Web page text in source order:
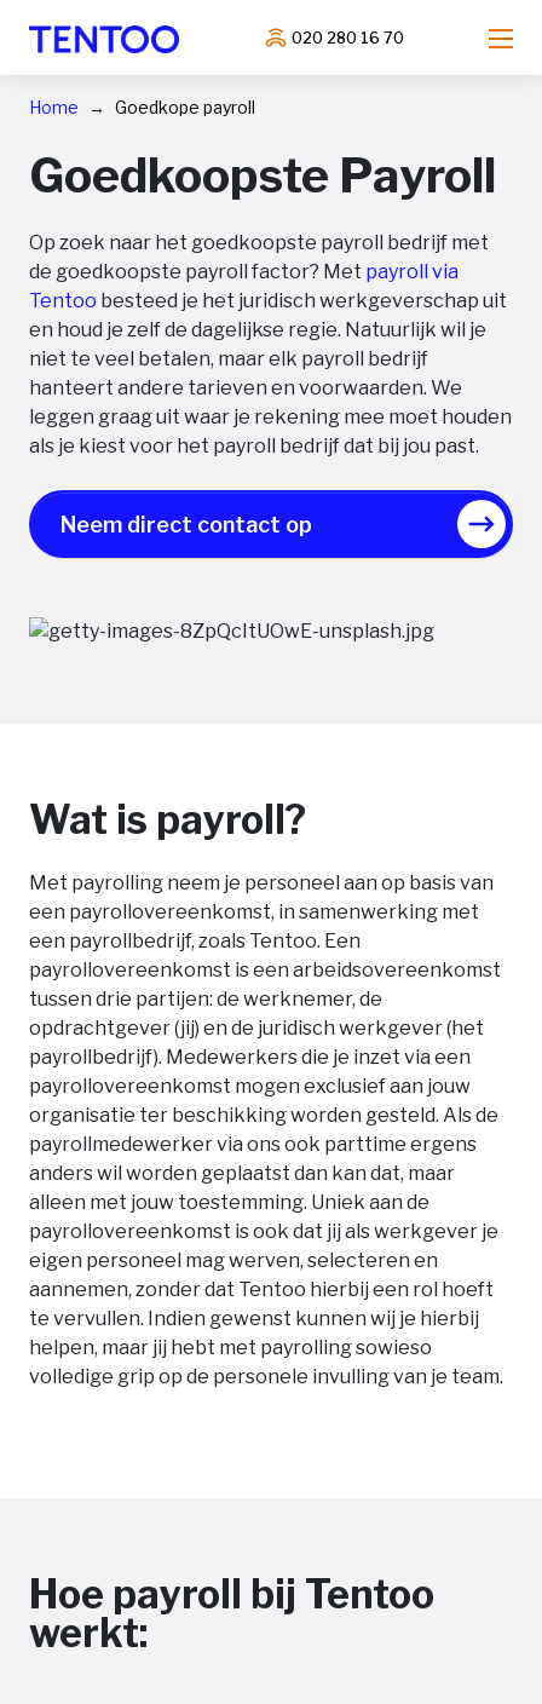
020 280 16 70
Home Goedkope payroll
Goedkoopste Payroll
Op zoek naar het goedkoopste payroll bedrijf met
de goedkoopste payroll factor? Met payroll via
Tentoo besteed je het juridisch werkgeverschap uit
en houd je zelf de dagelijkse regie. Natuurlijk wil je
niet te veel betalen, maar elk payroll bedrijf
hanteert andere tarieven en voorwaarden. We
leggen graag uit waar je rekening mee moet houden
als je kiest voor het payroll bedrijf dat bij jou past.
Neem direct contact op
Wat is payroll?
Met payrolling neem je personeel aan op basis van
een payrollovereenkomst, in samenwerking met
een payrollbedrijf, zoals Tentoo. Een
payrollovereenkomst is een arbeidsovereenkomst
tussen drie partijen: de werknemer, de
opdrachtgever (jij) en de juridisch werkgever (het
payrollbedrijf). Medewerkers die je inzet via een
payrollovereenkomst mogen exclusief aan jouw
organisatie ter beschikking worden gesteld. Als de
payrollmedewerker via ons ook parttime ergens
anders wil worden geplaatst dan kan dat, maar
alleen met jouw toestemming. Uniek aan de
payrollovereenkomst is ook dat jij als werkgever je
eigen personeel mag werven, selecteren en
aannemen, zonder dat Tentoo hierbij een rol hoeft
te vervullen. Indien gewenst kunnen wij je hierbij
helpen, maar jij hebt met payrolling sowieso
volledige grip op de personele invulling van je team.
Hoe payroll bij Tentoo
werkt: